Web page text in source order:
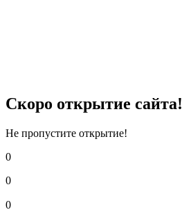
Скоро открытие сайта!
Не пропустите открытие!
0
0
0